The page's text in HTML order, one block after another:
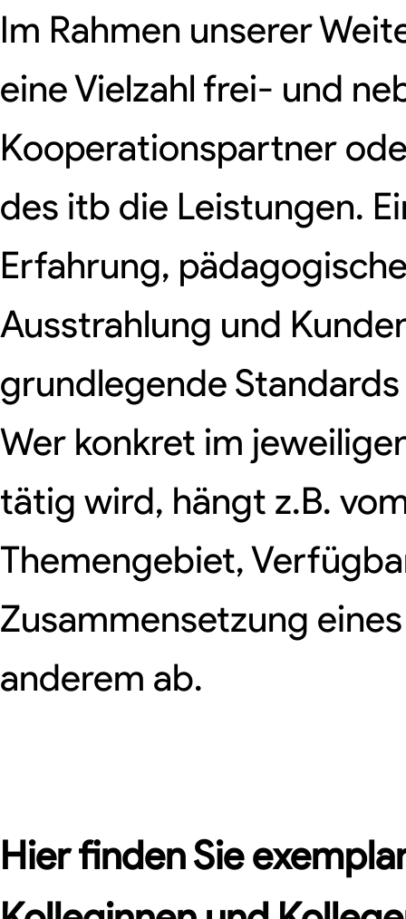
Im Rahmen unserer
eine Vielzahl frei- und
Kooperationspartner
des itb die Leistungen.
Erfahrung,
Ausstrahlung und
grundlegende
Wer konkret im
tätig wird, hängt z.B.
Themengebiet,
Zusammensetzung
anderem ab.
Hier finden Sie